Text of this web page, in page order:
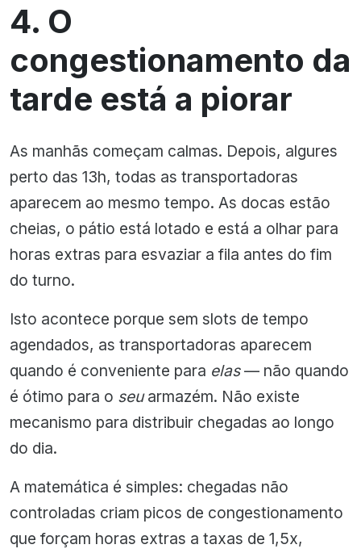
4. O
congestionamento da
tarde está a piorar
As manhãs começam calmas. Depois, algures
perto das 13h, todas as transportadoras
aparecem ao mesmo tempo. As docas estão
cheias, o pátio está lotado e está a olhar para
horas extras para esvaziar a fila antes do fim
do turno.
Isto acontece porque sem slots de tempo
agendados, as transportadoras aparecem
quando é conveniente para elas— não quando
é ótimo para o seuarmazém. Não existe
mecanismo para distribuir chegadas ao longo
do dia.
A matemática é simples: chegadas não
controladas criam picos de congestionamento
que forçam horas extras a taxas de 1,5x,